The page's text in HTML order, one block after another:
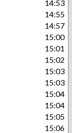
14:53
14:55
14:57
15:00
15:01
15:02
15:03
15:03
15:04
15:04
15:05
15:06